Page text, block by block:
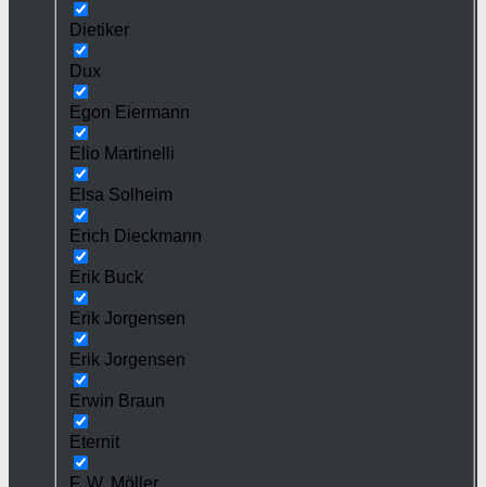
Dietiker
Dux
Egon Eiermann
Elio Martinelli
Elsa Solheim
Erich Dieckmann
Erik Buck
Erik Jorgensen
Erik Jorgensen
Erwin Braun
Eternit
F. W. Möller